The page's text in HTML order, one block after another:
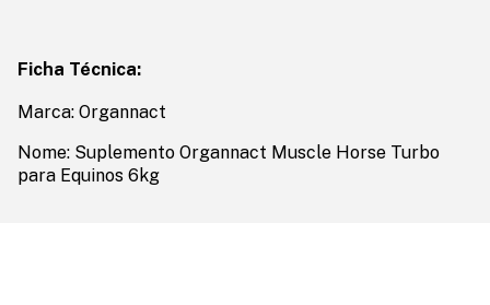
Ficha Técnica:
Marca: Organnact
Nome: Suplemento Organnact Muscle Horse Turbo
para Equinos 6kg